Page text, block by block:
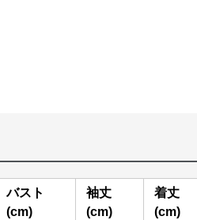
バスト
(cm)
袖丈
(cm)
着丈
(cm)